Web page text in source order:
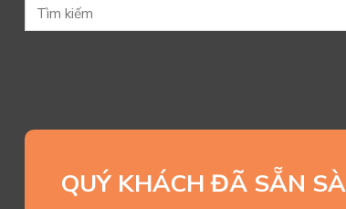
QUÝ KHÁCH ĐÃ SẴN